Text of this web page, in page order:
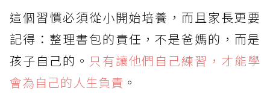
這個習慣必須從小開始培養，而且家長更要
記得：整理書包的責任，不是爸媽的，而是
孩子自己的。 只有讓他們自己練習，才能學
會為自己的人生負責 。